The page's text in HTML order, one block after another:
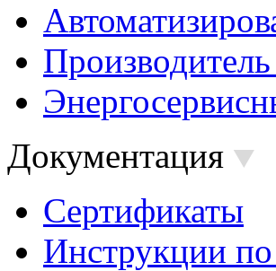
Документация
Сертификаты
Инструкции по